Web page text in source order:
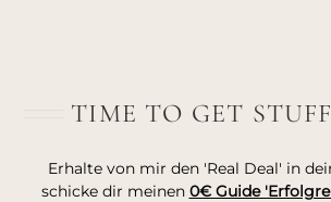
TIME TO GET
Erhalte von mir den 'Real Deal' in
schicke dir meinen 0€ Guide